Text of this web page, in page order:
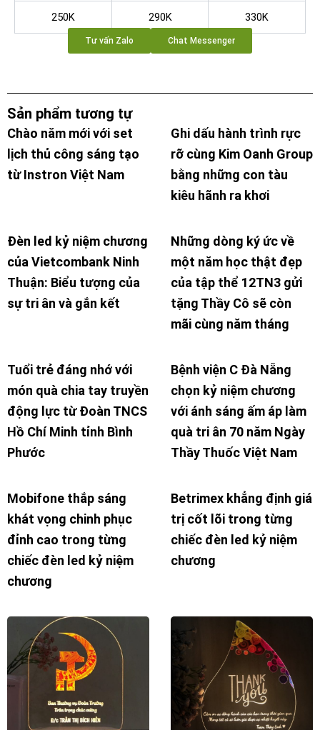
250K 290K 330K
Tư vấn Zalo Chat Messenger
Sản phẩm tương tự
Chào năm mới với set
lịch thủ công sáng tạo
từ Instron Việt Nam
Ghi dấu hành trình rực
rỡ cùng Kim Oanh Group
bằng những con tàu
kiêu hãnh ra khơi
Đèn led kỷ niệm chương
của Vietcombank Ninh
Thuận: Biểu tượng của
sự tri ân và gắn kết
Những dòng ký ức về
một năm học thật đẹp
của tập thể 12TN3 gửi
tặng Thầy Cô sẽ còn
mãi cùng năm tháng
Tuổi trẻ đáng nhớ với
món quà chia tay truyền
động lực từ Đoàn TNCS
Hồ Chí Minh tỉnh Bình
Phước
Bệnh viện C Đà Nẵng
chọn kỷ niệm chương
với ánh sáng ấm áp làm
quà tri ân 70 năm Ngày
Thầy Thuốc Việt Nam
Mobifone thắp sáng
khát vọng chinh phục
đỉnh cao trong từng
chiếc đèn led kỷ niệm
chương
Betrimex khẳng định giá
trị cốt lõi trong từng
chiếc đèn led kỷ niệm
chương